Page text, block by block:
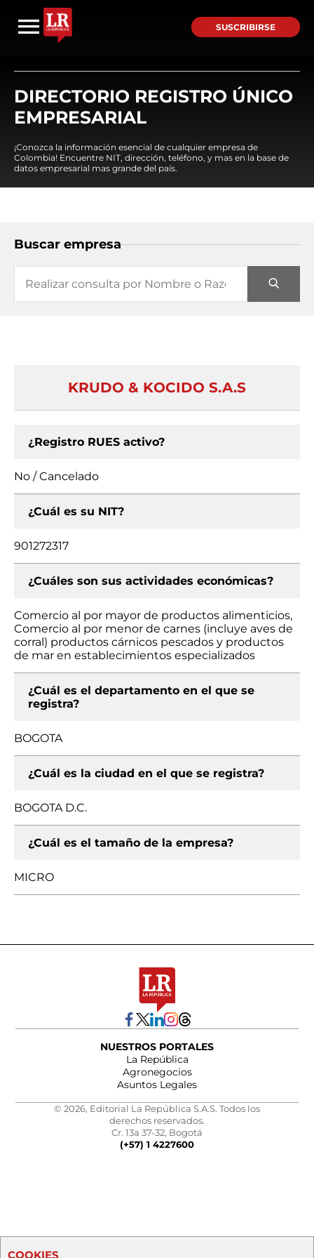
SUSCRIBIRSE
DIRECTORIO REGISTRO ÚNICO
EMPRESARIAL
¡Conozca la información esencial de cualquier empresa de
Colombia! Encuentre NIT, dirección, teléfono, y mas en la base de
datos empresarial mas grande del país.
Buscar empresa
KRUDO & KOCIDO S.A.S
¿Registro RUES activo?
No / Cancelado
¿Cuál es su NIT?
901272317
¿Cuáles son sus actividades económicas?
Comercio al por mayor de productos alimenticios,
Comercio al por menor de carnes (incluye aves de
corral) productos cárnicos pescados y productos
de mar en establecimientos especializados
¿Cuál es el departamento en el que se
registra?
BOGOTA
¿Cuál es la ciudad en el que se registra?
BOGOTA D.C.
¿Cuál es el tamaño de la empresa?
MICRO
NUESTROS PORTALES
La República
Agronegocios
Asuntos Legales
© 2026, Editorial La República S.A.S. Todos los
derechos reservados.
Cr. 13a 37-32, Bogotá
(+57) 1 4227600
COOKIES